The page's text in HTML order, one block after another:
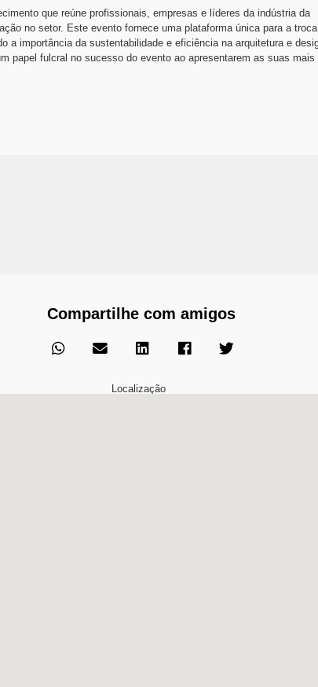
que reúne profissionais, empresas e líderes da indústria da
no setor. Este evento fornece uma plataforma única para a
a importância da sustentabilidade e eficiência na arquitetura e
papel fulcral no sucesso do evento ao apresentarem as suas mais
Compartilhe com amigos
Localização